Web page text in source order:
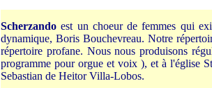
Scherzando est un choeur de femmes qui
dynamique, Boris Bouchevreau. Notre
répertoire profane. Nous nous produisons
programme pour orgue et voix ), et à l'église
Sebastian de Heitor Villa-Lobos.